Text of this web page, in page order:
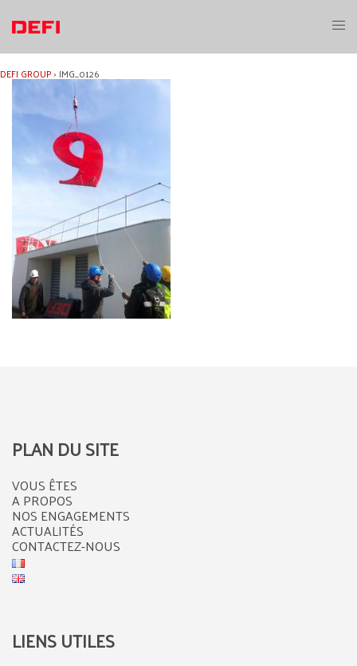
contenu
DEFI GROUP› IMG_0126
PLAN DU SITE
VOUS ÊTES
A PROPOS
NOS ENGAGEMENTS
ACTUALITÉS
CONTACTEZ-NOUS
LIENS UTILES